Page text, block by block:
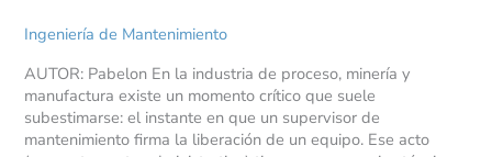
Ingeniería de Mantenimiento
AUTOR: Pabelon En la industria de proceso, minería y
manufactura existe un momento crítico que suele
subestimarse: el instante en que un supervisor de
mantenimiento firma la liberación de un equipo. Ese acto
se
en
el
error
más